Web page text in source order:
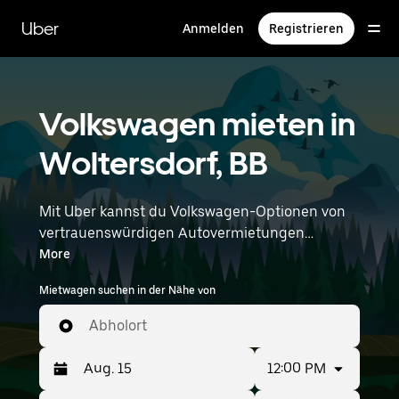
zum
Hauptinhalt
Uber Anmelden Registrieren
Volkswagen mieten in
Woltersdorf, BB
Mit Uber kannst du Volkswagen-Optionen von
vertrauenswürdigen Autovermietungen
durchstöbern. Finde den richtigen Leihwagen
von Volkswagen für Besorgungen, Roadtrips
oder tägliche Fahrten. Egal, ob du Preis, Größe
oder Stil priorisierst: Hier findest du Optionen,
die deinen Wünschen entsprechen. Gib deine
Zeit- und Standortangaben (z. B. Berlin
Brandenburg Airport) ein, um Volkswagen-
More
Mietwagen suchen in der Nähe von
Abholort
12:00 PM